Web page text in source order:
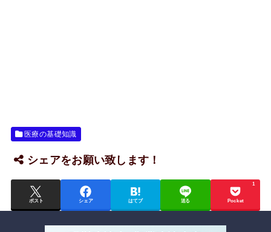
医療の基礎知識
シェアをお願い致します！
ポスト シェア はてブ 送る Pocket
1